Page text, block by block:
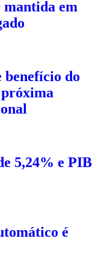
mantida em
benefício do
5,24% e PIB
é